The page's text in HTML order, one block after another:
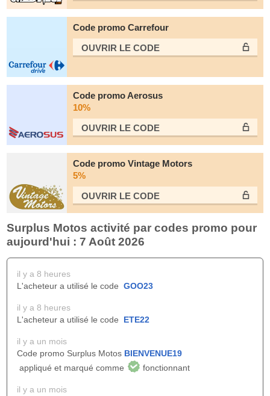
Code promo Carrefour
OUVRIR LE СODE
Code promo Aerosus
10%
OUVRIR LE СODE
Code promo Vintage Motors
5%
OUVRIR LE СODE
Surplus Motos activité par codes promo pour
aujourd'hui : 7 Août 2026
il y a 8 heures
L'acheteur a utilisé le code GOO23
il y a 8 heures
L'acheteur a utilisé le code ETE22
il y a un mois
Code promo Surplus Motos BIENVENUE19
appliqué et marqué comme
fonctionnant
il y a un mois